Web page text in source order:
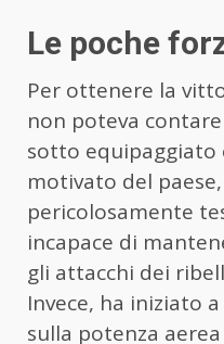
Le poche
Per ottenere la
non poteva contare
sotto equipaggiato
motivato del
pericolosamente
incapace di
gli attacchi dei
Invece, ha iniziato
sulla potenza